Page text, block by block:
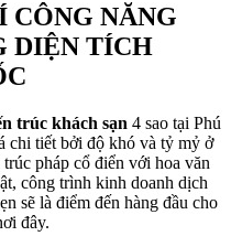
CÔNG NĂNG
DIỆN TÍCH
trúc khách sạn 4 sao tại Phú
chi tiết bởi độ khó và tỷ mỷ ở
pháp cổ điển với hoa văn
công trình kinh doanh dịch
sẽ là điểm đến hàng đầu cho
đây.